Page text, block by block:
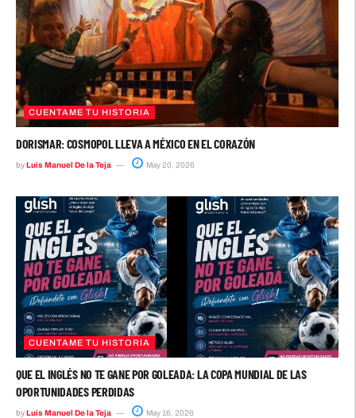
CUENTAME TU HISTORIA
DORISMAR: COSMOPOL LLEVA A MÉXICO EN EL CORAZÓN
byLuis Manuel De la Teja May 20, 2026
CUENTAME TU HISTORIA
QUE EL INGLÉS NO TE GANE POR GOLEADA: LA COPA MUNDIAL DE LAS
OPORTUNIDADES PERDIDAS
byLuis Manuel De la Teja May 16, 2026